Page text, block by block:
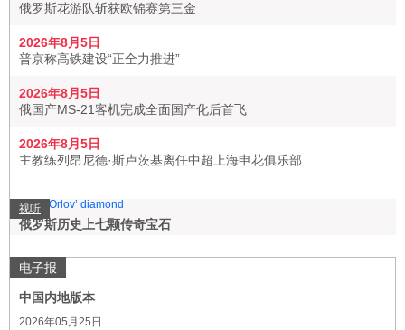
俄罗斯花游队斩获欧锦赛第三金
2026年8月5日
普京称高铁建设“正全力推进”
2026年8月5日
俄国产MS-21客机完成全面国产化后首飞
2026年8月5日
主教练列昂尼德·斯卢茨基离任中超上海申花俱乐部
视听
俄罗斯历史上七颗传奇宝石
电子报
中国内地版本
2026年05月25日